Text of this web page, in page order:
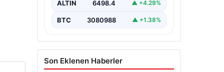
ALTIN 6498.4 ▲ +4.29%
BTC 3080988 ▲ +1.38%
Son Eklenen Haberler